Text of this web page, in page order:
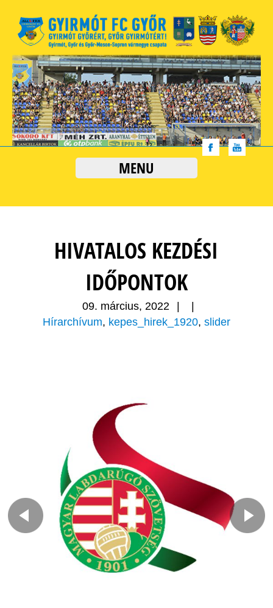
MENU
HIVATALOS KEZDÉSI
IDŐPONTOK
09. március, 2022
Hírarchívum, kepes_hirek_1920, slider